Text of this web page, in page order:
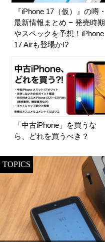
『iPhone 17（仮）』の噂・
最新情報まとめ − 発売時期
やスペックを予想！iPhone
17 Airも登場か!?
「中古iPhone」を買うな
ら、どれを買うべき？
TOPICS